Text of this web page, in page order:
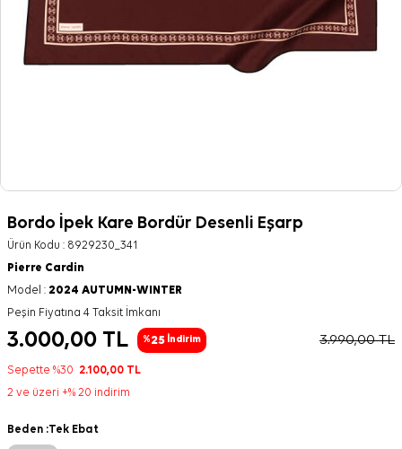
Bordo İpek Kare Bordür Desenli Eşarp
Ürün Kodu : 8929230_341
Pierre Cardin
Model : 2024 AUTUMN-WINTER
Peşin Fiyatına 4 Taksit İmkanı
3.000,00 TL %25 İndirim 3.990,00TL
Sepette %30 2.100,00 TL
2 ve üzeri +% 20 indirim
Beden :Tek Ebat